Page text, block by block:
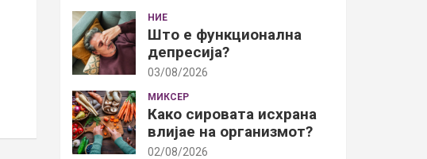
НИЕ
Што е функционална
депресија?
03/08/2026
МИКСЕР
Како сировата исхрана
влијае на организмот?
02/08/2026